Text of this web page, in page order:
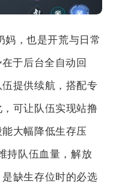
妈，也是开荒与日常
于后台全自动回
提供续航，搭配专
可让队伍实现站撸
大幅降低生存压
持队伍血量，解放
缺生存位时的必选